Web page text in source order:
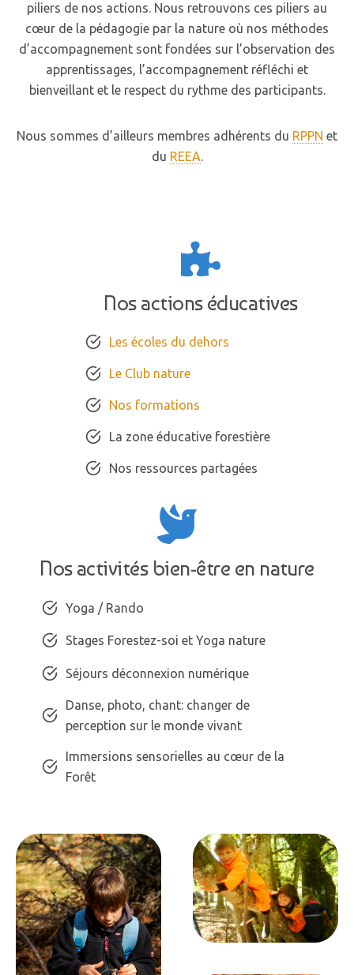
piliers de nos actions. Nous retrouvons ces piliers au
cœur de la pédagogie par la nature où nos méthodes
d’accompagnement sont fondées sur l’observation des
apprentissages, l’accompagnement réfléchi et
bienveillant et le respect du rythme des participants.
Nous sommes d’ailleurs membres adhérents du RPPN et
du REEA.
Nos actions éducatives
Les écoles du dehors
Le Club nature
Nos formations
La zone éducative forestière
Nos ressources partagées
Nos activités bien-être en nature
Yoga / Rando
Stages Forestez-soi et Yoga nature
Séjours déconnexion numérique
Danse, photo, chant: changer de
perception sur le monde vivant
Immersions sensorielles au cœur de la
Forêt